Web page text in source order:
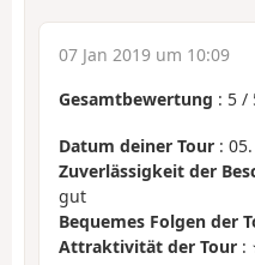
07 Jan 2019 um 10:09
Gesamtbewertung : 5 /
Datum deiner Tour :
Zuverlässigkeit der
gut
Bequemes Folgen der
Attraktivität der Tour :